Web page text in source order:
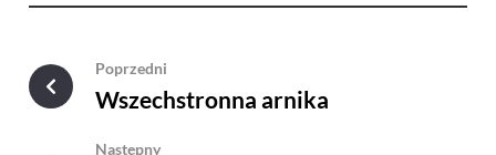
Poprzedni
Wszechstronna arnika
Następny